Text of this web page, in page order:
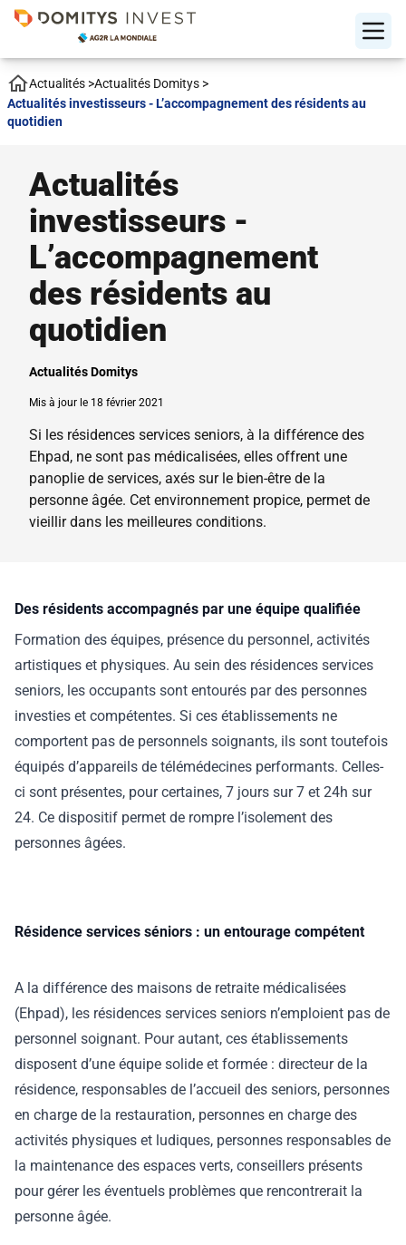
Actualités >Actualités Domitys >
Actualités investisseurs - L’accompagnement des résidents au
quotidien
Actualités
investisseurs -
L’accompagnement
des résidents au
quotidien
Actualités Domitys
Mis à jour le 18 février 2021
Si les résidences services seniors, à la différence des
Ehpad, ne sont pas médicalisées, elles offrent une
panoplie de services, axés sur le bien-être de la
personne âgée. Cet environnement propice, permet de
vieillir dans les meilleures conditions.
Des résidents accompagnés par une équipe qualifiée
Formation des équipes, présence du personnel, activités
artistiques et physiques. Au sein des résidences services
seniors, les occupants sont entourés par des personnes
investies et compétentes. Si ces établissements ne
comportent pas de personnels soignants, ils sont toutefois
équipés d’appareils de télémédecines performants. Celles-
ci sont présentes, pour certaines, 7 jours sur 7 et 24h sur
24. Ce dispositif permet de rompre l’isolement des
personnes âgées.
Résidence services séniors : un entourage compétent
A la différence des maisons de retraite médicalisées
(Ehpad), les résidences services seniors n’emploient pas de
personnel soignant. Pour autant, ces établissements
disposent d’une équipe solide et formée : directeur de la
résidence, responsables de l’accueil des seniors, personnes
en charge de la restauration, personnes en charge des
activités physiques et ludiques, personnes responsables de
la maintenance des espaces verts, conseillers présents
pour gérer les éventuels problèmes que rencontrerait la
personne âgée.